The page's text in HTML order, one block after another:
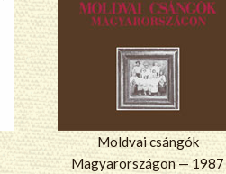
Moldvai csángók
Magyarországon — 1987